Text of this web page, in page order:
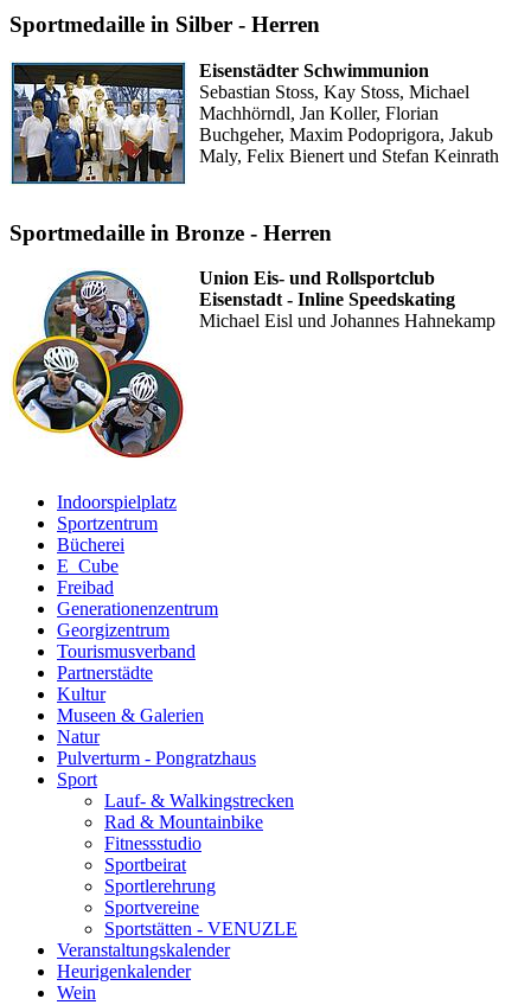
Sportmedaille in Silber - Herren
Eisenstädter Schwimmunion
Sebastian Stoss, Kay Stoss, Michael
Machhörndl, Jan Koller, Florian
Buchgeher, Maxim Podoprigora, Jakub
Maly, Felix Bienert und Stefan Keinrath
Sportmedaille in Bronze - Herren
Union Eis- und Rollsportclub
Eisenstadt - Inline Speedskating
Michael Eisl und Johannes Hahnekamp
Indoorspielplatz
Sportzentrum
Bücherei
E_Cube
Freibad
Generationenzentrum
Georgizentrum
Tourismusverband
Partnerstädte
Kultur
Museen & Galerien
Natur
Pulverturm - Pongratzhaus
Sport
Lauf- & Walkingstrecken
Rad & Mountainbike
Fitnessstudio
Sportbeirat
Sportlerehrung
Sportvereine
Sportstätten - VENUZLE
Veranstaltungskalender
Heurigenkalender
Wein